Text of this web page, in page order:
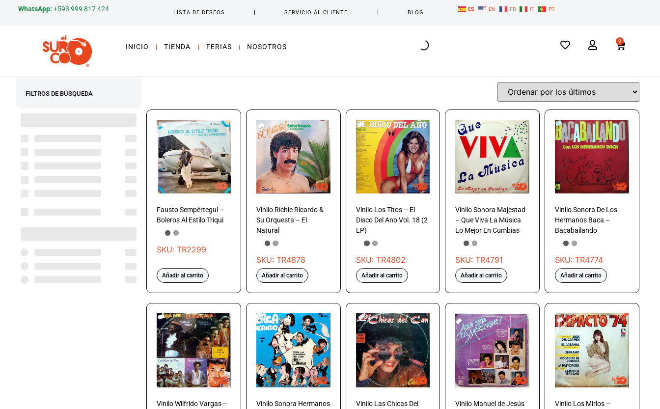
WhatsApp: +593 999 817 424 LISTA DE DESEOS SERVICIO AL CLIENTE BLOG
ES EN FR IT PT
INICIO TIENDA FERIAS NOSOTROS
0
FILTROS DE BÚSQUEDA
Fausto Sempértegui –
Boleros Al Estilo Triqui
SKU: TR2299
Añadir al carrito
Vinilo Richie Ricardo &
Su Orquesta – El
Natural
SKU: TR4878
Añadir al carrito
Vinilo Los Titos – El
Disco Del Ano Vol. 18 (2
LP)
SKU: TR4802
Añadir al carrito
Vinilo Sonora Majestad
– Que Viva La Música
Lo Mejor En Cumbias
SKU: TR4791
Añadir al carrito
Vinilo Sonora De Los
Hermanos Baca –
Bacabailando
SKU: TR4774
Añadir al carrito
Vinilo Wilfrido Vargas –
Vinilo Sonora Hermanos
Vinilo Las Chicas Del
Vinilo Manuel de Jesús
Vinilo Los Mirlos –